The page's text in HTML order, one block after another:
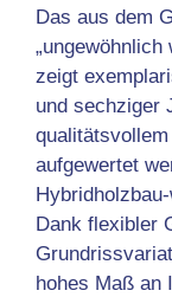
Das aus dem
„ungewöhnlich
zeigt
und sechziger
aufgewertet
Dank flexibler
hohes Maß an